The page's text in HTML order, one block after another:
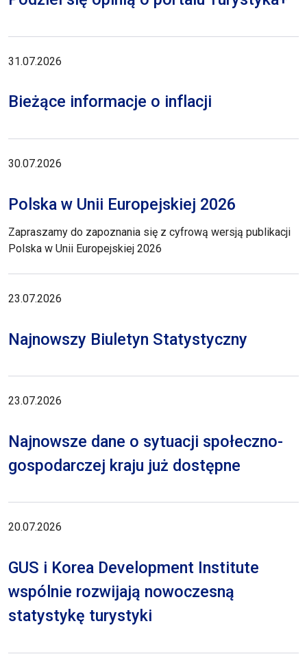
31.07.2026
Bieżące informacje o inflacji
30.07.2026
Polska w Unii Europejskiej 2026
Zapraszamy do zapoznania się z cyfrową wersją publikacji
Polska w Unii Europejskiej 2026
23.07.2026
Najnowszy Biuletyn Statystyczny
23.07.2026
Najnowsze dane o sytuacji społeczno-
gospodarczej kraju już dostępne
20.07.2026
GUS i Korea Development Institute
wspólnie rozwijają nowoczesną
statystykę turystyki